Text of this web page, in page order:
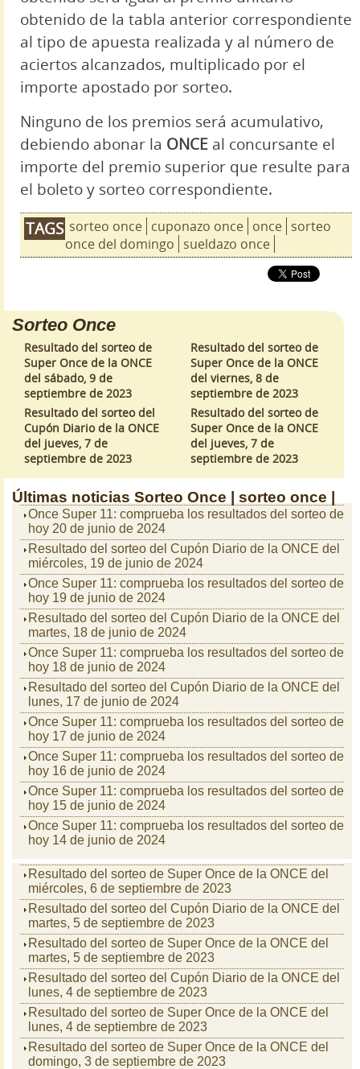
obtenido de la tabla anterior correspondiente
al tipo de apuesta realizada y al número de
aciertos alcanzados, multiplicado por el
importe apostado por sorteo.
Ninguno de los premios será acumulativo,
debiendo abonar la ONCE al concursante el
importe del premio superior que resulte para
el boleto y sorteo correspondiente.
TAGS sorteo once cuponazo once once sorteo
once del domingo sueldazo once
Sorteo Once
Resultado del sorteo de
Super Once de la ONCE
del sábado, 9 de
septiembre de 2023
Resultado del sorteo de
Super Once de la ONCE
del viernes, 8 de
septiembre de 2023
Resultado del sorteo del
Cupón Diario de la ONCE
del jueves, 7 de
septiembre de 2023
Resultado del sorteo de
Super Once de la ONCE
del jueves, 7 de
septiembre de 2023
Últimas noticias Sorteo Once | sorteo once |
Once Super 11: comprueba los resultados del sorteo de
hoy 20 de junio de 2024
Resultado del sorteo del Cupón Diario de la ONCE del
miércoles, 19 de junio de 2024
Once Super 11: comprueba los resultados del sorteo de
hoy 19 de junio de 2024
Resultado del sorteo del Cupón Diario de la ONCE del
martes, 18 de junio de 2024
Once Super 11: comprueba los resultados del sorteo de
hoy 18 de junio de 2024
Resultado del sorteo del Cupón Diario de la ONCE del
lunes, 17 de junio de 2024
Once Super 11: comprueba los resultados del sorteo de
hoy 17 de junio de 2024
Once Super 11: comprueba los resultados del sorteo de
hoy 16 de junio de 2024
Once Super 11: comprueba los resultados del sorteo de
hoy 15 de junio de 2024
Once Super 11: comprueba los resultados del sorteo de
hoy 14 de junio de 2024
Resultado del sorteo de Super Once de la ONCE del
miércoles, 6 de septiembre de 2023
Resultado del sorteo del Cupón Diario de la ONCE del
martes, 5 de septiembre de 2023
Resultado del sorteo de Super Once de la ONCE del
martes, 5 de septiembre de 2023
Resultado del sorteo del Cupón Diario de la ONCE del
lunes, 4 de septiembre de 2023
Resultado del sorteo de Super Once de la ONCE del
lunes, 4 de septiembre de 2023
Resultado del sorteo de Super Once de la ONCE del
domingo, 3 de septiembre de 2023